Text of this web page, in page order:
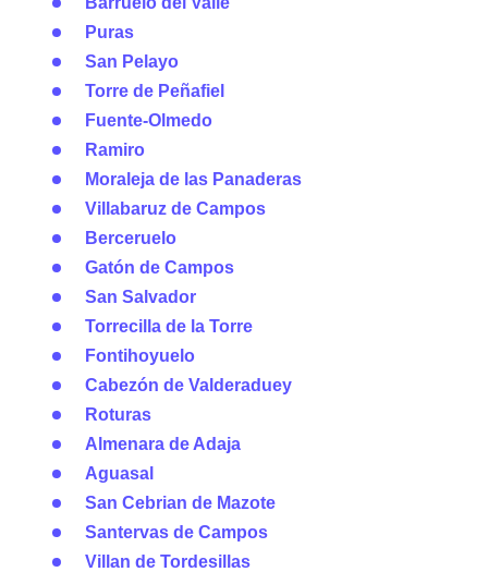
Puras
San Pelayo
Torre de Peñafiel
Fuente-Olmedo
Ramiro
Moraleja de las Panaderas
Villabaruz de Campos
Berceruelo
Gatón de Campos
San Salvador
Torrecilla de la Torre
Fontihoyuelo
Cabezón de Valderaduey
Roturas
Almenara de Adaja
Aguasal
San Cebrian de Mazote
Santervas de Campos
Villan de Tordesillas